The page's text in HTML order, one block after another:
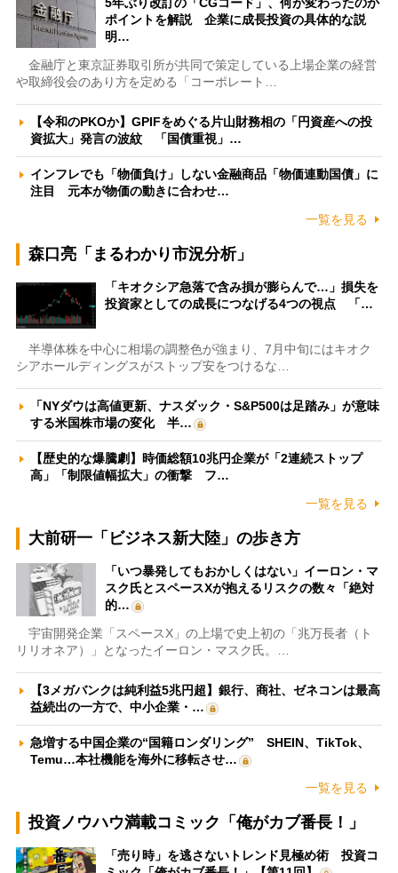
ポイントを解説 企業に成長投資の具体的な説
明…
金融庁と東京証券取引所が共同で策定している上場企業の経営
や取締役会のあり方を定める「コーポレート…
【令和のPKOか】GPIFをめぐる片山財務相の「円資産への投
資拡大」発言の波紋 「国債重視」…
インフレでも「物価負け」しない金融商品「物価連動国債」に
注目 元本が物価の動きに合わせ…
一覧を見る
森口亮「まるわかり市況分析」
「キオクシア急落で含み損が膨らんで…」損失を
投資家としての成長につなげる4つの視点 「…
半導体株を中心に相場の調整色が強まり、7月中旬にはキオク
シアホールディングスがストップ安をつけるな…
「NYダウは高値更新、ナスダック・S&P500は足踏み」が意味
する米国株市場の変化 半…
【歴史的な爆騰劇】時価総額10兆円企業が「2連続ストップ
高」「制限値幅拡大」の衝撃 フ…
一覧を見る
大前研一「ビジネス新大陸」の歩き方
「いつ暴発してもおかしくはない」イーロン・マ
スク氏とスペースXが抱えるリスクの数々「絶対
的…
宇宙開発企業「スペースX」の上場で史上初の「兆万長者（ト
リリオネア）」となったイーロン・マスク氏。…
【3メガバンクは純利益5兆円超】銀行、商社、ゼネコンは最高
益続出の一方で、中小企業・…
急増する中国企業の“国籍ロンダリング” SHEIN、TikTok、
Temu…本社機能を海外に移転させ…
一覧を見る
投資ノウハウ満載コミック「俺がカブ番長！」
「売り時」を逃さないトレンド見極め術 投資コ